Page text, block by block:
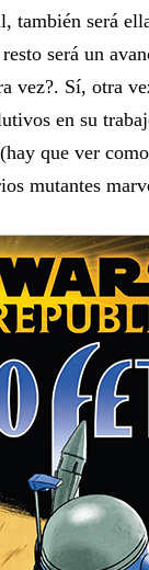
también será
será un
vez?. Sí, otra
en su
(hay que ver
mutantes